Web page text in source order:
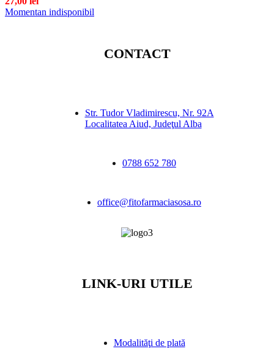
Momentan indisponibil
CONTACT
Str. Tudor Vladimirescu, Nr. 92A
Localitatea Aiud, Judeţul Alba
0788 652 780
office@fitofarmaciasosa.ro
LINK-URI UTILE
Modalităţi de plată